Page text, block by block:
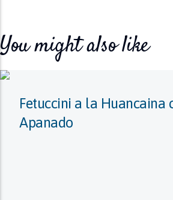
You might also like
Fetuccini a la Huancaina
Apanado